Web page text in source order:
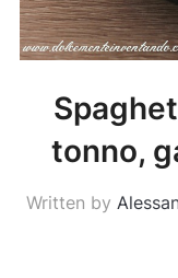
tonno,
Written by